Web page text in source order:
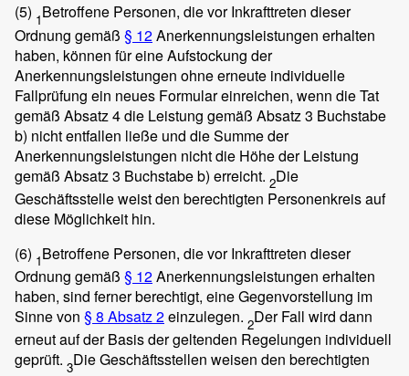
(5) 1Betroffene Personen, die vor Inkrafttreten dieser
Ordnung gemäß § 12Anerkennungsleistungen erhalten
haben, können für eine Aufstockung der
Anerkennungsleistungen ohne erneute individuelle
Fallprüfung ein neues Formular einreichen, wenn die Tat
gemäß Absatz 4 die Leistung gemäß Absatz 3 Buchstabe
b) nicht entfallen ließe und die Summe der
Anerkennungsleistungen nicht die Höhe der Leistung
gemäß Absatz 3 Buchstabe b) erreicht. 2Die
Geschäftsstelle weist den berechtigten Personenkreis auf
diese Möglichkeit hin.
(6) 1Betroffene Personen, die vor Inkrafttreten dieser
Ordnung gemäß § 12Anerkennungsleistungen erhalten
haben, sind ferner berechtigt, eine Gegenvorstellung im
Sinne von § 8 Absatz 2einzulegen. 2Der Fall wird dann
erneut auf der Basis der geltenden Regelungen individuell
geprüft. 3Die Geschäftsstellen weisen den berechtigten